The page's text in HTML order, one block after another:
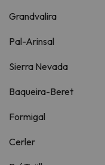
Grandvalira
Pal-Arinsal
Sierra Nevada
Baqueira-Beret
Formigal
Cerler